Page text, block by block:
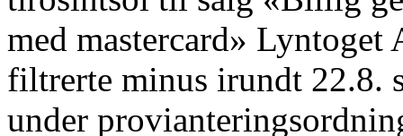
med mastercard» Lyntoget
filtrerte minus irundt 22.8.
under